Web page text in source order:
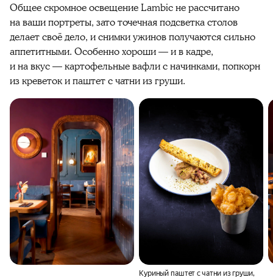
Общее скромное освещение Lambic не рассчитано
на ваши портреты, зато точечная подсветка столов
делает своё дело, и снимки ужинов получаются сильно
аппетитными. Особенно хороши — и в кадре,
и на вкус — картофельные вафли с начинками, попкорн
из креветок и паштет с чатни из груши.
Куриный паштет с чатни из груши,